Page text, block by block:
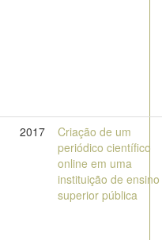
2017
Criação de um
periódico científico
online em uma
instituição de ensino
superior pública